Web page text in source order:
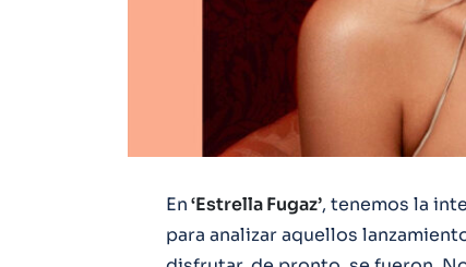
En‘Estrella Fugaz’, tenemos la
para analizar aquellos